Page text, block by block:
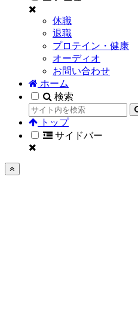
休職
退職
プロテイン・健康
オーディオ
お問い合わせ
ホーム
検索
トップ
サイドバー